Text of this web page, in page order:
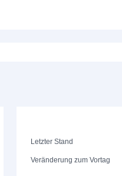
Letzter Stand
Veränderung zum Vortag